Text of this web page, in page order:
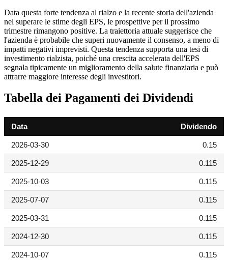
Data questa forte tendenza al rialzo e la recente storia dell'azienda
nel superare le stime degli EPS, le prospettive per il prossimo
trimestre rimangono positive. La traiettoria attuale suggerisce che
l'azienda è probabile che superi nuovamente il consenso, a meno di
impatti negativi imprevisti. Questa tendenza supporta una tesi di
investimento rialzista, poiché una crescita accelerata dell'EPS
segnala tipicamente un miglioramento della salute finanziaria e può
attrarre maggiore interesse degli investitori.
Tabella dei Pagamenti dei Dividendi
Data Dividendo
2026-03-30 0.15
2025-12-29 0.115
2025-10-03 0.115
2025-07-07 0.115
2025-03-31 0.115
2024-12-30 0.115
2024-10-07 0.115